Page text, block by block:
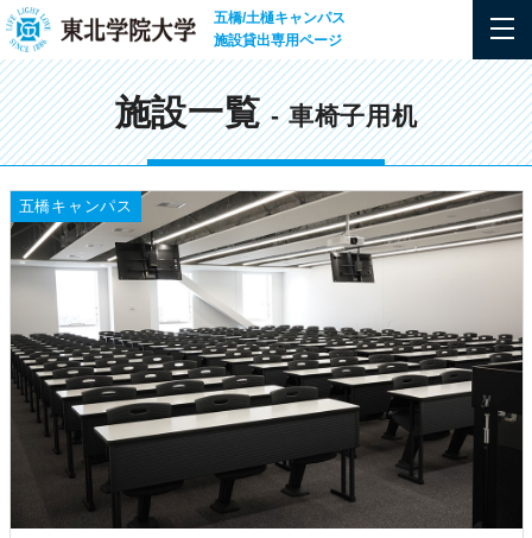
五橋/土樋キャンパス
施設貸出専用ページ
施設一覧- 車椅子用机
五橋キャンパス